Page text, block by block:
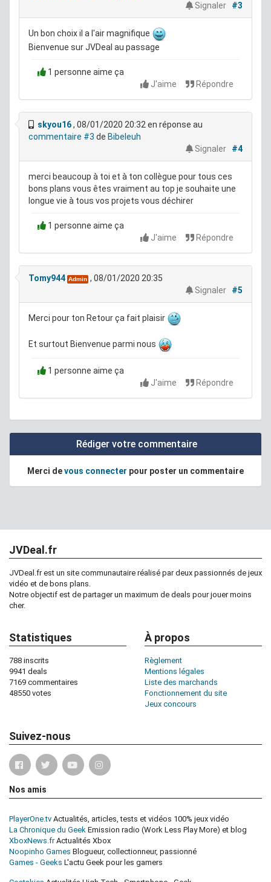
Signaler
#3
Un bon choix il a l'air magnifique
Bienvenue sur JVDeal au passage
1 personne aime ça
J'aime
Répondre
skyou16, 08/01/2020 20:32en réponse au
commentaire #3 de Bibeleuh
Signaler
#4
merci beaucoup à toi et à ton collègue pour tous ces
bons plans vous êtes vraiment au top je souhaite une
longue vie à tous vos projets vous déchirer
1 personne aime ça
J'aime
Répondre
Tomy944 Admin , 08/01/2020 20:35
Signaler
#5
Merci pour ton Retour ça fait plaisir
Et surtout Bienvenue parmi nous
1 personne aime ça
J'aime
Répondre
Rédiger votre commentaire
Merci devous connecter pour poster un commentaire
JVDeal.fr
JVDeal.fr est un site communautaire réalisé par deux passionnés de jeux
vidéo et de bons plans.
Notre objectif est de partager un maximum de deals pour jouer moins
cher.
Statistiques
788 inscrits
9941 deals
7169 commentaires
48550 votes
À propos
Règlement
Mentions légales
Liste des marchands
Fonctionnement du site
Jeux concours
Suivez-nous
Nos amis
PlayerOne.tv Actualités, articles, tests et vidéos 100% jeux vidéo
La Chronique du Geek Emission radio (Work Less Play More) et blog
XboxNews.frActualités Xbox
Noopinho Games Blogueur, collectionneur, passionné
Games - Geeks L'actu Geek pour les gamers